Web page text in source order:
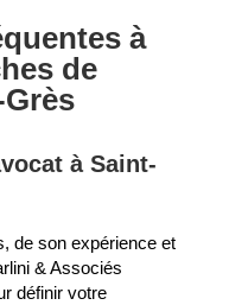
à
de
à Saint-
de son expérience et
& Associés
définir votre